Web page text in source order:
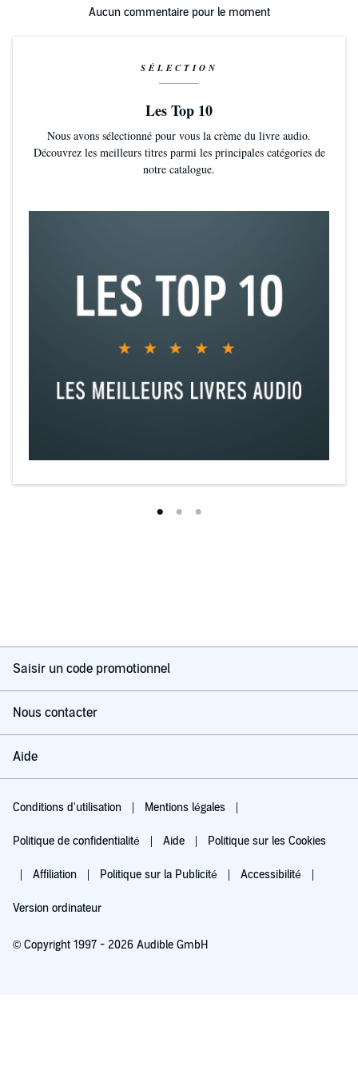
Aucun commentaire pour le moment
SÉLECTION
Les Top 10
Nous avons sélectionné pour vous la crème du livre audio.
Découvrez les meilleurs titres parmi les principales catégories de
notre catalogue.
Saisir un code promotionnel
Nous contacter
Aide
Conditions d'utilisation Mentions légales
Politique de confidentialité Aide Politique sur les Cookies
Affiliation Politique sur la Publicité Accessibilité
Version ordinateur
© Copyright 1997 - 2026 Audible GmbH